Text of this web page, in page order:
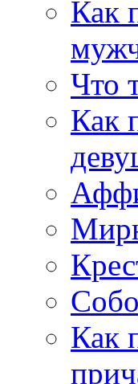
Как
Что
Как
Как